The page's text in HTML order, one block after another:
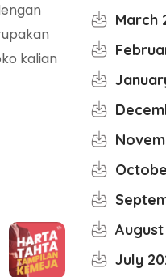
kalian
March
July